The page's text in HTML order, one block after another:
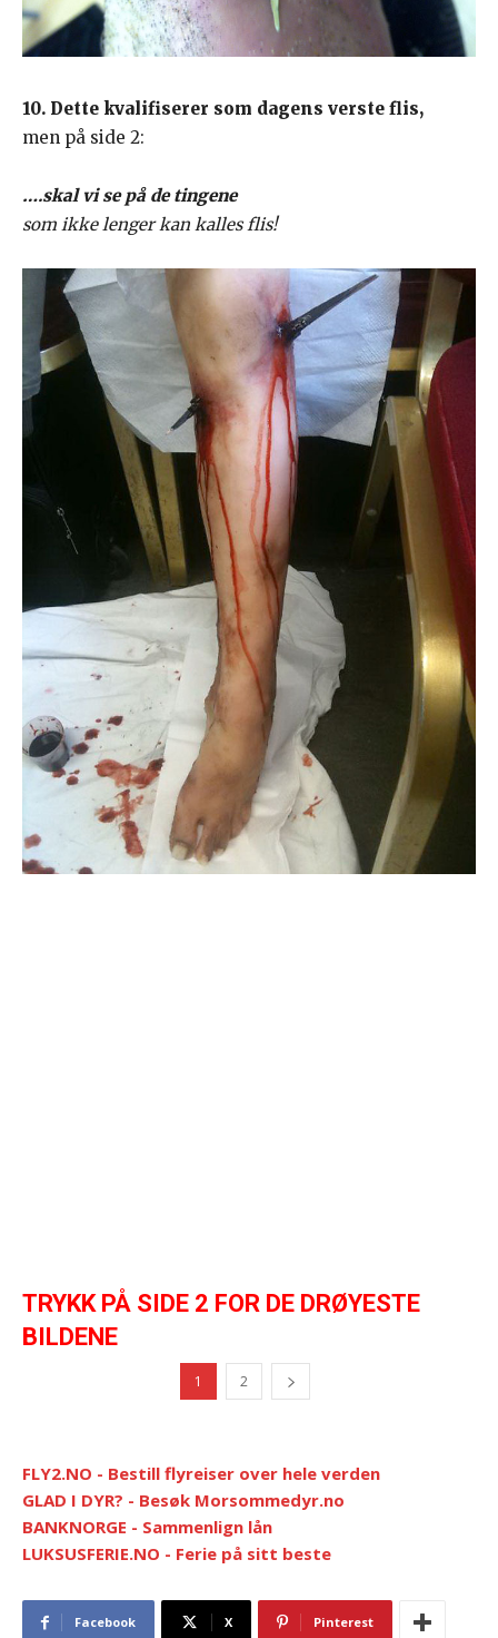
10. Dette kvalifiserer som dagens verste flis,
men på side 2:
….skal vi se på de tingene
som ikke lenger kan kalles flis!
TRYKK PÅ SIDE 2 FOR DE DRØYESTE
BILDENE
1 2
FLY2.NO - Bestill flyreiser over hele verden
GLAD I DYR? - Besøk Morsommedyr.no
BANKNORGE - Sammenlign lån
LUKSUSFERIE.NO - Ferie på sitt beste
Facebook X Pinterest